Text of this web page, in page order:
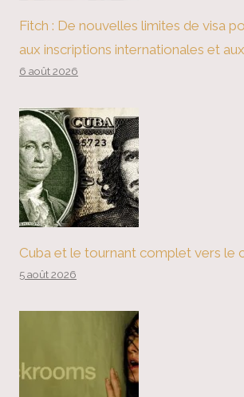
Fitch : De nouvelles limites de visa
aux inscriptions internationales et
6 août 2026
Cuba et le tournant complet vers le
5 août 2026